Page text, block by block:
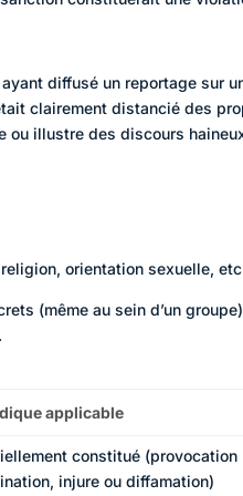
diffusé un reportage sur
clairement distancié des
ou illustre des discours
orientation sexuelle,
(même au sein d’un groupe)
applicable
constitué (provocation
injure ou diffamation)